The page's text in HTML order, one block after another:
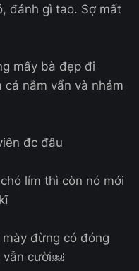
đánh gì tao. Sợ mất
mấy bà đẹp đi
nắm vẩn và nhảm
đc đâu
lím thì còn nó mới
đừng có đóng
vẫn cười￼